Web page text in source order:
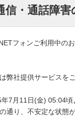
信・通話障
フォンご利用中の
弊社提供サービスを
年7月11日(金) 05:04
通り、不安定な状態